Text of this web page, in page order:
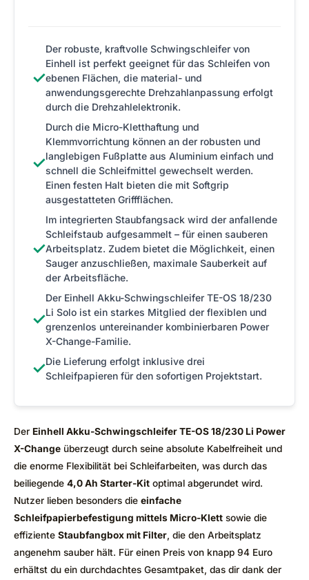
✓
Der robuste, kraftvolle Schwingschleifer von
Einhell ist perfekt geeignet für das Schleifen von
ebenen Flächen, die material- und
anwendungsgerechte Drehzahlanpassung erfolgt
durch die Drehzahlelektronik.
✓
Durch die Micro-Kletthaftung und
Klemmvorrichtung können an der robusten und
langlebigen Fußplatte aus Aluminium einfach und
schnell die Schleifmittel gewechselt werden.
Einen festen Halt bieten die mit Softgrip
ausgestatteten Griffflächen.
✓
Im integrierten Staubfangsack wird der anfallende
Schleifstaub aufgesammelt – für einen sauberen
Arbeitsplatz. Zudem bietet die Möglichkeit, einen
Sauger anzuschließen, maximale Sauberkeit auf
der Arbeitsfläche.
✓
Der Einhell Akku-Schwingschleifer TE-OS 18/230
Li Solo ist ein starkes Mitglied der flexiblen und
grenzenlos untereinander kombinierbaren Power
X-Change-Familie.
✓Die Lieferung erfolgt inklusive drei
Schleifpapieren für den sofortigen Projektstart.
Der Einhell Akku-Schwingschleifer TE-OS 18/230 Li Power
X-Change überzeugt durch seine absolute Kabelfreiheit und
die enorme Flexibilität bei Schleifarbeiten, was durch das
beiliegende 4,0 Ah Starter-Kit optimal abgerundet wird.
Nutzer lieben besonders die einfache
Schleifpapierbefestigung mittels Micro-Klett sowie die
effiziente Staubfangbox mit Filter , die den Arbeitsplatz
angenehm sauber hält. Für einen Preis von knapp 94 Euro
erhältst du ein durchdachtes Gesamtpaket, das dir dank der